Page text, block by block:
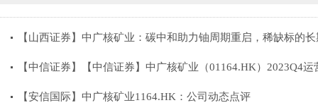
【山西证券】中广核矿业：碳中和助力铀周期重启，稀缺标的
【中信证券】【中信证券】中广核矿业（01164.HK）2023Q4
【安信国际】中广核矿业1164.HK：公司动态点评